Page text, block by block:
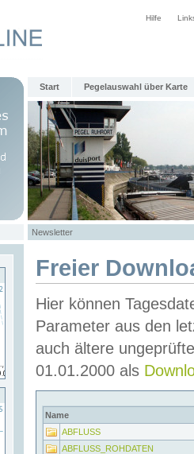
Hilfe
Start Pegelauswahl über Karte
Newsletter
Freier
Hier können
Parameter aus den
auch ältere
01.01.2000 als
Name
ABFLUSS
ABFLUSS_ROHDATEN